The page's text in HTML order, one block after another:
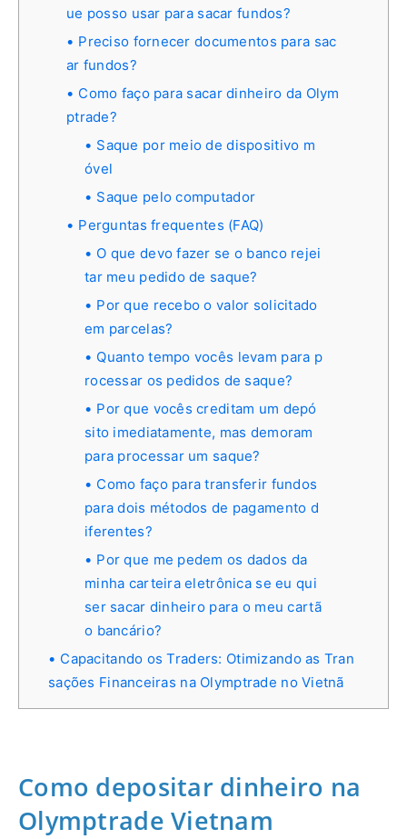
ue posso usar para sacar fundos?
Preciso fornecer documentos para sac
ar fundos?
Como faço para sacar dinheiro da Olym
ptrade?
Saque por meio de dispositivo m
óvel
Saque pelo computador
Perguntas frequentes (FAQ)
O que devo fazer se o banco rejei
tar meu pedido de saque?
Por que recebo o valor solicitado
em parcelas?
Quanto tempo vocês levam para p
rocessar os pedidos de saque?
Por que vocês creditam um depó
sito imediatamente, mas demoram
para processar um saque?
Como faço para transferir fundos
para dois métodos de pagamento d
iferentes?
Por que me pedem os dados da
minha carteira eletrônica se eu qui
ser sacar dinheiro para o meu cartã
o bancário?
Capacitando os Traders: Otimizando as Tran
sações Financeiras na Olymptrade no Vietnã
Como depositar dinheiro na
Olymptrade Vietnam